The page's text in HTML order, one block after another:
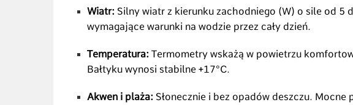
Wiatr: Silny wiatr z kierunku zachodniego (W) o sile od 5
wymagające warunki na wodzie przez cały dzień.
Temperatura: Termometry wskażą w powietrzu
Bałtyku wynosi stabilne +17°C.
Akwen i plaża: Słonecznie i bez opadów deszczu.